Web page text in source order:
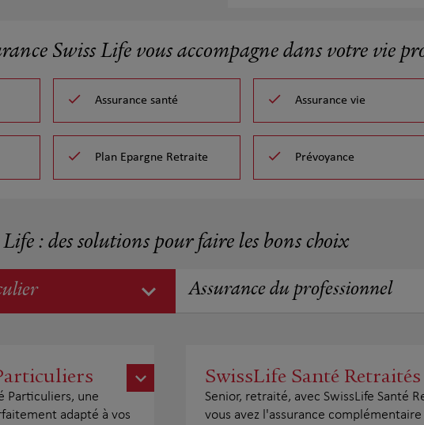
Swiss Life vous accompagne dans votre vie
Assurance santé Assurance vie
Plan Epargne Retraite Prévoyance
Life : des solutions pour faire les bons choix
Assurance du professionnel
Particuliers, une
adapté à vos
SwissLife Santé Retraités
Senior, retraité, avec SwissLife Santé
vous avez l'assurance